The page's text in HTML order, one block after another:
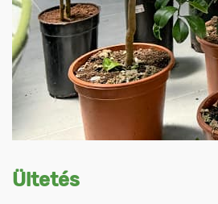
Ültetés